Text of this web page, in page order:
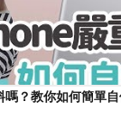
？教你如何簡單